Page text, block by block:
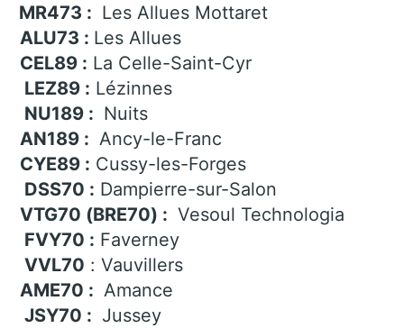
MR473 : Les Allues Mottaret
ALU73 : Les Allues
CEL89 : La Celle-Saint-Cyr
LEZ89 : Lézinnes
NU189 : Nuits
AN189 : Ancy-le-Franc
CYE89 : Cussy-les-Forges
DSS70 : Dampierre-sur-Salon
VTG70 (BRE70) : Vesoul Technologia
FVY70 : Faverney
VVL70 : Vauvillers
AME70 : Amance
JSY70 : Jussey